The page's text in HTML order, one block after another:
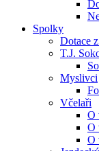
Spolky
Dotace
T.J.
Myslivci
Včelaři
O
O
O